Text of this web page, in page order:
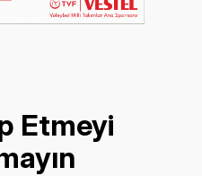
Etmeyi